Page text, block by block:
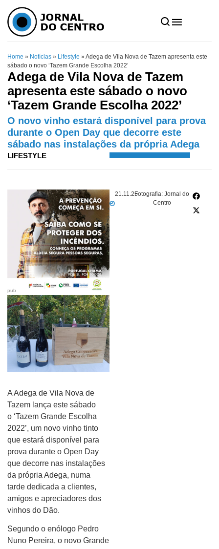
Home » Notícias » Lifestyle »Adega de Vila Nova de Tazem apresenta este
sábado o novo ‘Tazem Grande Escolha 2022’
Adega de Vila Nova de Tazem
apresenta este sábado o novo
‘Tazem Grande Escolha 2022’
O novo vinho estará disponível para prova
durante o Open Day que decorre este
sábado nas instalações da própria Adega
LIFESTYLE
21.11.25Fotografia: Jornal do
Centro
pub
A Adega de Vila Nova de
Tazem lança este sábado
o ‘Tazem Grande Escolha
2022’, um novo vinho tinto
que estará disponível para
prova durante o Open Day
que decorre nas instalações
da própria Adega, numa
tarde dedicada a clientes,
amigos e apreciadores dos
vinhos do Dão.
Segundo o enólogo Pedro
Nuno Pereira, o novo Grande